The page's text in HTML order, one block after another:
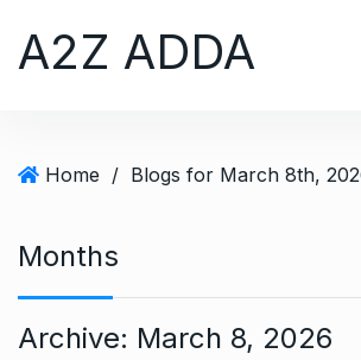
A2Z ADDA
Home / Blogs for March 8th,
Months
Archive: March 8, 2026